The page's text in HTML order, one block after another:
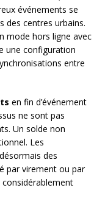
événements se
des centres urbains.
mode hors ligne avec
une configuration
entre
en fin d’événement
ne sont pas
Un solde non
Les
des
par virement ou par